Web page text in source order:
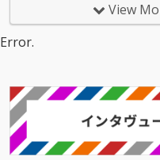
View
Error.